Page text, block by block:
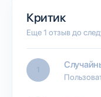
Критик
Еще 1 отзыв до
1